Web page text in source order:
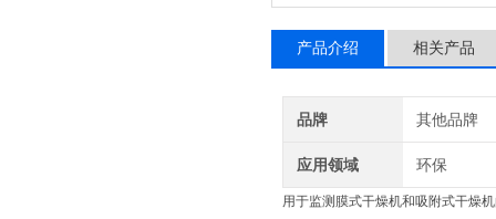
产品介绍 相关产品
品牌 其他品牌
应用领域 环保
用于监测膜式干燥机和吸附式干燥